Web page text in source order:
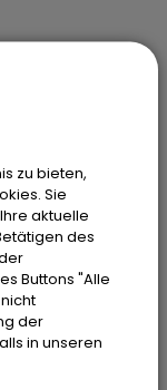
Verleih
Aufträgen
bei
zu bieten,
Sie
aktuelle
des
Buttons "Alle
der
in unseren